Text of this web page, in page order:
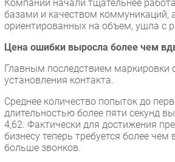
Компании начали тщательнее
базами и качеством коммуникаций,
ориентированных на объем, ушла с
Цена ошибки выросла более чем
Главным последствием маркировки
установления контакта.
Среднее количество попыток до
длительностью более пяти секунд
4,62. Фактически для достижения
бизнесу теперь требуется более чем
больше звонков.